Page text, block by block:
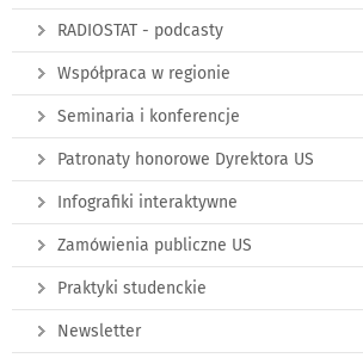
RADIOSTAT - podcasty
Współpraca w regionie
Seminaria i konferencje
Patronaty honorowe Dyrektora US
Infografiki interaktywne
Zamówienia publiczne US
Praktyki studenckie
Newsletter